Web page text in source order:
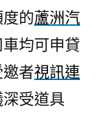
的蘆洲汽
均可申貸
者視訊連
受道具